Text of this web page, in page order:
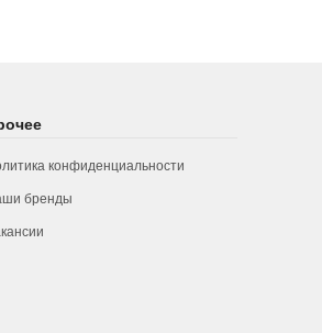
конфиденциальности
бренды